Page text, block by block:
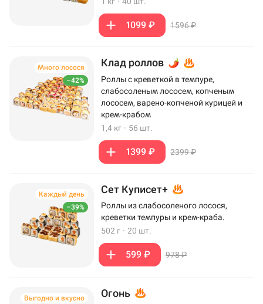
1099 ₽ 1596 ₽
–42%
Много лосося Клад роллов
Роллы с креветкой в темпуре,
слабосоленым лососем, копченым
лососем, варено-копченой курицей и
крем-крабом
1,4 кг · 56 шт.
1399 ₽ 2399 ₽
–39%
Каждый день Сет Куписет+
Роллы из слабосоленого лосося,
креветки темпуры и крем-краба.
502 г · 20 шт.
599 ₽ 978 ₽
Выгодно и вкусно Огонь